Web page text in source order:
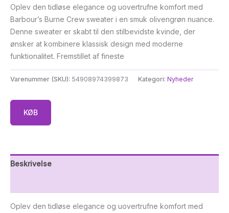
Oplev den tidløse elegance og uovertrufne komfort med
Barbour’s Burne Crew sweater i en smuk olivengrøn nuance.
Denne sweater er skabt til den stilbevidste kvinde, der
ønsker at kombinere klassisk design med moderne
funktionalitet. Fremstillet af fineste
Varenummer (SKU): 54908974399873 Kategori: Nyheder
KØB
Beskrivelse
Oplev den tidløse elegance og uovertrufne komfort med